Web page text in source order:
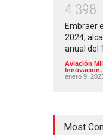
4 398
Embraer
2024,
anual del
Aviación
Innovacion,
enero 9,
Most